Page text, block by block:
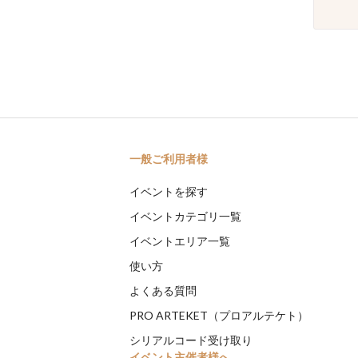
一般ご利用者様
イベントを探す
イベントカテゴリ一覧
イベントエリア一覧
使い方
よくある質問
PRO ARTEKET（プロアルテケト）
シリアルコード受け取り